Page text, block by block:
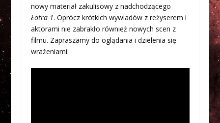
nowy materiał zakulisowy z nadchodzącego
Łotra 1. Oprócz krótkich wywiadów z reżyserem i
aktorami nie zabrakło również nowych scen z
filmu. Zapraszamy do oglądania i dzielenia się
wrażeniami: